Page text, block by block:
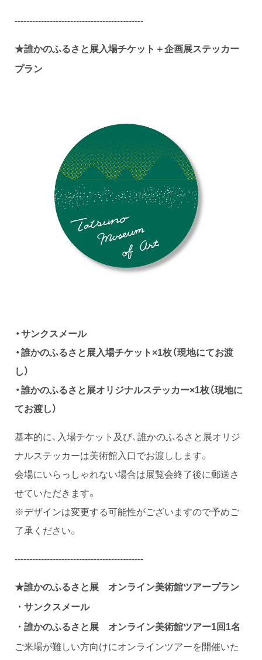
--------------------------------------------
★誰かのふるさと展入場チケット＋企画展ステッカー
プラン
・サンクスメール
・誰かのふるさと展入場チケット×1枚（現地にてお渡
し）
・誰かのふるさと展オリジナルステッカー×1枚（現地に
てお渡し）
基本的に、入場チケット及び、誰かのふるさと展オリジ
ナルステッカーは美術館入口でお渡しします。
会場にいらっしゃれない場合は展覧会終了後に郵送さ
せていただきます。
※デザインは変更する可能性がございますので予めご
了承ください。
--------------------------------------------
★誰かのふるさと展 オンライン美術館ツアープラン
・サンクスメール
・誰かのふるさと展 オンライン美術館ツアー1回1名
ご来場が難しい方向けにオンラインツアーを開催いた